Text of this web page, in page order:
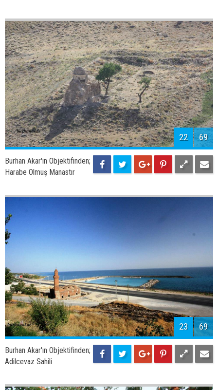
24 69
Burhan Akar'ın Objektifinden;
Adilcevaz Kayısıları
25 69
Burhan Akar'ın Objektifinden;
Adilcevaz